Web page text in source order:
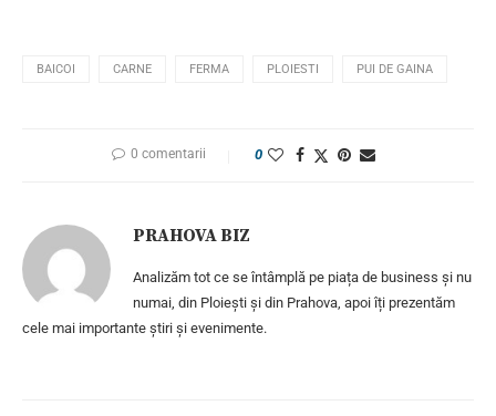
BAICOI CARNE FERMA PLOIESTI PUI DE GAINA
0 comentarii 0
PRAHOVA BIZ
Analizăm tot ce se întâmplă pe piața de business și nu
numai, din Ploiești și din Prahova, apoi îți prezentăm
cele mai importante știri și evenimente.